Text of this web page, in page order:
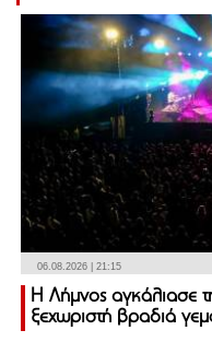
06.08.2026 | 21:15
Η Λήμνος αγκάλιασε
ξεχωριστή βραδιά